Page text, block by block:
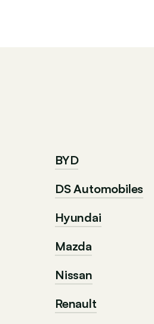
BYD
DS Automobiles
Hyundai
Mazda
Nissan
Renault